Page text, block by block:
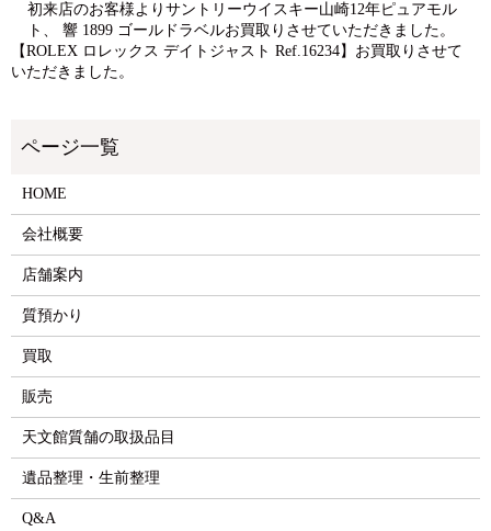
初来店のお客様よりサントリーウイスキー山崎12年ピュアモル
ト、 響 1899 ゴールドラベルお買取りさせていただきました。
【ROLEX ロレックス デイトジャスト Ref.16234】お買取りさせて
いただきました。
HOME
会社概要
店舗案内
質預かり
買取
販売
天文館質舗の取扱品目
遺品整理・生前整理
Q&A